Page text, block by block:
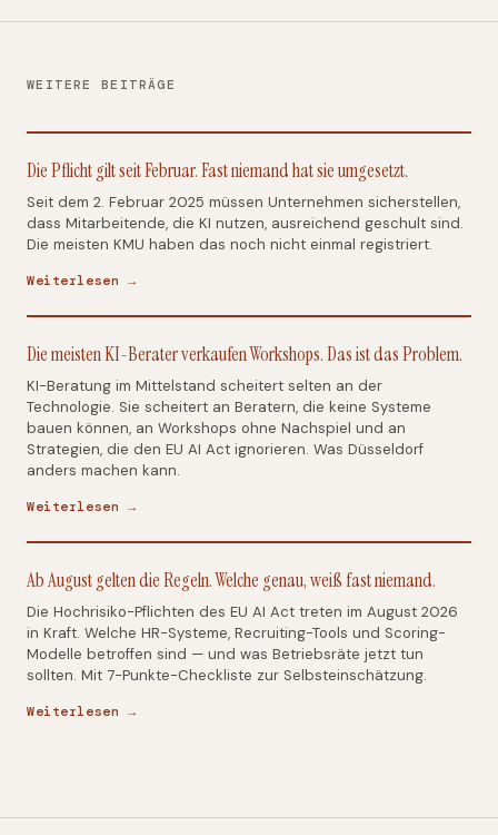
WEITERE BEITRÄGE
Die Pflicht gilt seit Februar. Fast niemand hat sie umgesetzt.
Seit dem 2. Februar 2025 müssen Unternehmen sicherstellen,
dass Mitarbeitende, die KI nutzen, ausreichend geschult sind.
Die meisten KMU haben das noch nicht einmal registriert.
Weiterlesen →
Die meisten KI-Berater verkaufen Workshops. Das ist das Problem.
KI-Beratung im Mittelstand scheitert selten an der
Technologie. Sie scheitert an Beratern, die keine Systeme
bauen können, an Workshops ohne Nachspiel und an
Strategien, die den EU AI Act ignorieren. Was Düsseldorf
anders machen kann.
Weiterlesen →
Ab August gelten die Regeln. Welche genau, weiß fast niemand.
Die Hochrisiko-Pflichten des EU AI Act treten im August 2026
in Kraft. Welche HR-Systeme, Recruiting-Tools und Scoring-
Modelle betroffen sind — und was Betriebsräte jetzt tun
sollten. Mit 7-Punkte-Checkliste zur Selbsteinschätzung.
Weiterlesen →